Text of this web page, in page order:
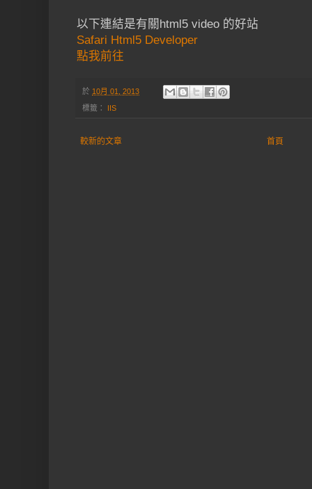
以下連結是有關html5 video 的好站
Safari Html5 Developer
點我前往
於 10月 01, 2013
標籤： IIS
較新的文章 首頁